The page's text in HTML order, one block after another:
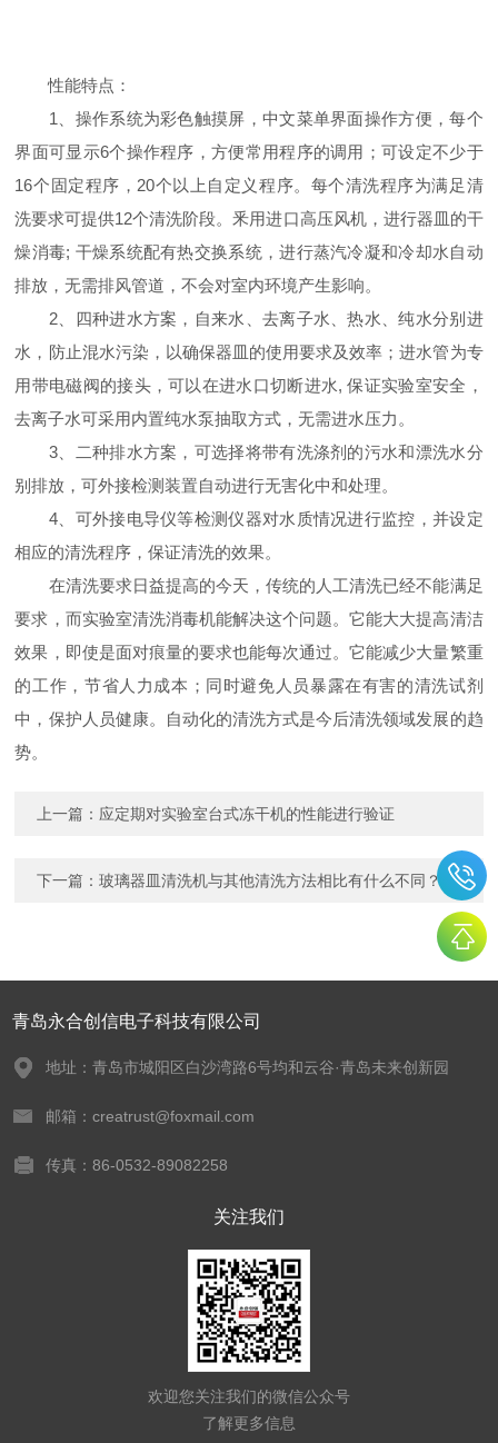
性能特点：
1、操作系统为彩色触摸屏，中文菜单界面操作方便，每个
界面可显示6个操作程序，方便常用程序的调用；可设定不少于
16个固定程序，20个以上自定义程序。每个清洗程序为满足清
洗要求可提供12个清洗阶段。釆用进口高压风机，进行器皿的干
燥消毒; 干燥系统配有热交换系统，进行蒸汽冷凝和冷却水自动
排放，无需排风管道，不会对室内环境产生影响。
2、四种进水方案，自来水、去离子水、热水、纯水分别进
水，防止混水污染，以确保器皿的使用要求及效率；进水管为专
用带电磁阀的接头，可以在进水口切断进水, 保证实验室安全，
去离子水可采用内置纯水泵抽取方式，无需进水压力。
3、二种排水方案，可选择将带有洗涤剂的污水和漂洗水分
别排放，可外接检测装置自动进行无害化中和处理。
4、可外接电导仪等检测仪器对水质情况进行监控，并设定
相应的清洗程序，保证清洗的效果。
在清洗要求日益提高的今天，传统的人工清洗已经不能满足
要求，而实验室清洗消毒机能解决这个问题。它能大大提高清洁
效果，即使是面对痕量的要求也能每次通过。它能减少大量繁重
的工作，节省人力成本；同时避免人员暴露在有害的清洗试剂
中，保护人员健康。自动化的清洗方式是今后清洗领域发展的趋
势。
上一篇： 应定期对实验室台式冻干机的性能进行验证
下一篇：玻璃器皿清洗机与其他清洗方法相比有什么不同？
青岛永合创信电子科技有限公司
地址：青岛市城阳区白沙湾路6号均和云谷·青岛未来创新园
邮箱：creatrust@foxmail.com
传真：86-0532-89082258
关注我们
欢迎您关注我们的微信公众号
了解更多信息